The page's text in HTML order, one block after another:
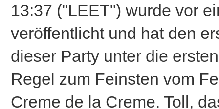
13:37 ("LEET") wurde vor
veröffentlicht und hat den
dieser Party unter die
Regel zum Feinsten vom
Creme de la Creme. Toll,